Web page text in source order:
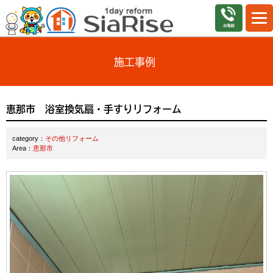
施工事例
恵那市 浴室換気扇・手すりリフォーム
category： その他リフォーム
Area： 恵那市